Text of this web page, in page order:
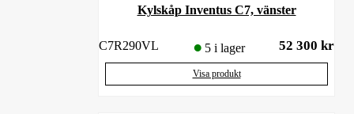
Kylskåp Inventus C7, vänster
C7R290VL 5 i lager 52 300 kr
Visa produkt